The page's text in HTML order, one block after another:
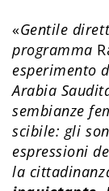
«Gentile
programma
esperimento
Arabia
sembianze
scibile: gli
espressioni
la